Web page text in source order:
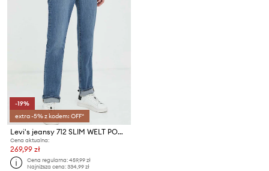
-19%
extra -5% z kodem: OFF*
Levi's jeansy 712 SLIM WELT POCKET
Cena aktualna:
269,99 zł
Cena regularna:459,99 zł
Najniższa cena:334,99 zł